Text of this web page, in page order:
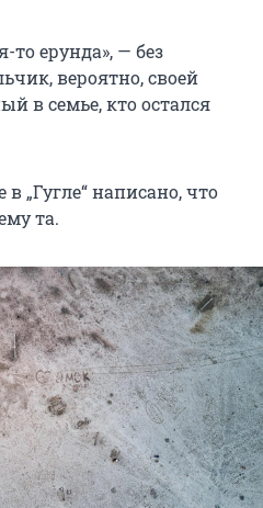
то ерунда», — без
вероятно, своей
в семье, кто остался
„Гугле“ написано, что
та.